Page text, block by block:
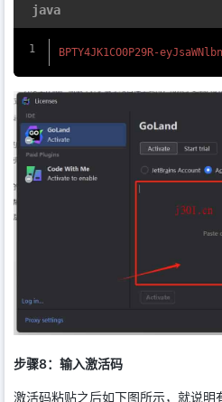
java
BPTY4JK1CO0P29R-
步骤8：输入激活码
激活码粘贴之后如下图所示，就说明